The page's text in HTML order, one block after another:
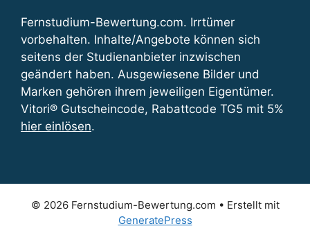
Fernstudium-Bewertung.com. Irrtümer
vorbehalten. Inhalte/Angebote können sich
seitens der Studienanbieter inzwischen
geändert haben. Ausgewiesene Bilder und
Marken gehören ihrem jeweiligen Eigentümer.
Vitori® Gutscheincode, Rabattcode TG5 mit 5%
hier einlösen.
© 2026 Fernstudium-Bewertung.com • Erstellt mit
GeneratePress